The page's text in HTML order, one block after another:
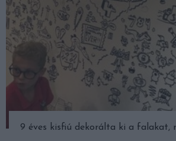
9 éves kisfiú dekorálta ki a falakat,